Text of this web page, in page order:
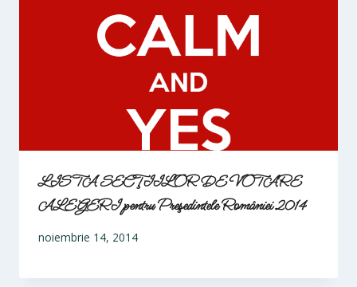
LISTA SECŢIILOR DE VOTARE
ALEGERI pentru Preşedintele României 2014
noiembrie 14, 2014